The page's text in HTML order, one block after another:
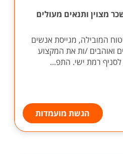
מצוין ותנאים מעולים
המובילה, מגייסת אנשים
ואוהבים /ות את המקצוע
רמת ישי. התפ...
הגשת מועמדות